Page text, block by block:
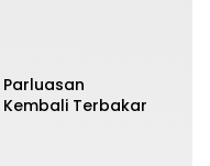
Terbakar